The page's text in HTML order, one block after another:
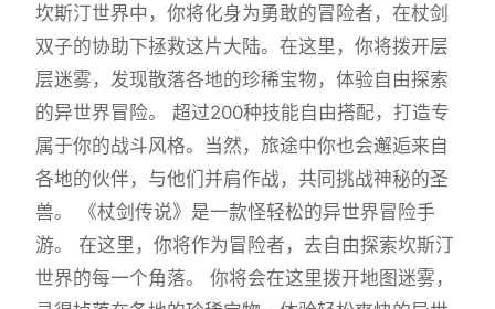
坎斯汀世界中，你将化身为勇敢的冒险者，在杖剑
双子的协助下拯救这片大陆。在这里，你将拨开层
层迷雾，发现散落各地的珍稀宝物，体验自由探索
的异世界冒险。 超过200种技能自由搭配，打造专
属于你的战斗风格。当然，旅途中你也会邂逅来自
各地的伙伴，与他们并肩作战，共同挑战神秘的圣
兽。 《杖剑传说》是一款怪轻松的异世界冒险手
游。 在这里，你将作为冒险者，去自由探索坎斯汀
世界的每一个角落。 你将会在这里拨开地图迷雾，